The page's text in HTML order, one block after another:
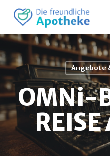
main
content
Angebote
OMNi-